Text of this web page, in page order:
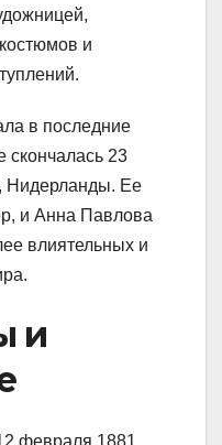
и
в последние
скончалась 23
Нидерланды. Ее
и Анна Павлова
влиятельных и
и